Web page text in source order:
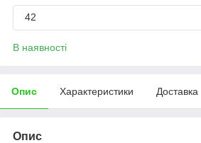
42
В наявності
Опис Характеристики Доставка
Опис